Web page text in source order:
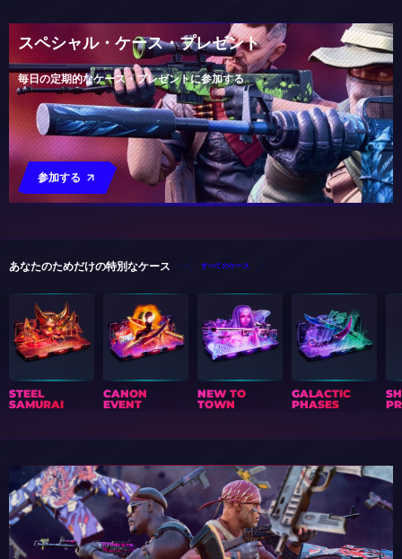
スペシャル・ケース・プレゼント
毎日の定期的なケース・プレゼントに参加する
参加する
あなたのためだけの特別なケース すべてのケース
STEEL
SAMURAI
CANON
EVENT
NEW TO
TOWN
GALACTIC
PHASES